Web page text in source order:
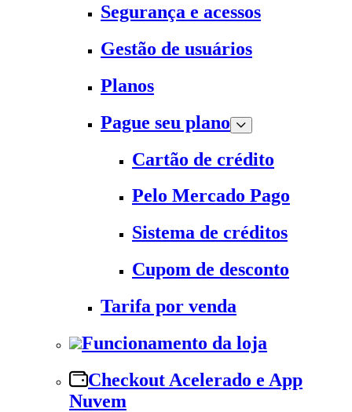
Segurança e acessos
Gestão de usuários
Planos
Pague seu plano
Cartão de crédito
Pelo Mercado Pago
Sistema de créditos
Cupom de desconto
Tarifa por venda
Funcionamento da loja
Checkout Acelerado e App
Nuvem